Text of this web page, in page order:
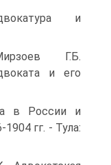
и
Г.Б.
и его
в России и
гг. - Тула: